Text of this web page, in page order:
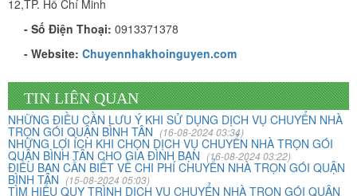
12,TP. Hồ Chí Minh
- Số Điện Thoại: 0913371378
- Website: Chuyennhakhoinguyen.com
TIN LIÊN QUAN
NHỮNG ĐIỀU CẦN LƯU Ý KHI SỬ DỤNG DỊCH VỤ CHUYỂN NHÀ
TRỌN GÓI QUẬN BÌNH TÂN (16-08-2024 03:34)
NHỮNG LỢI ÍCH KHI CHỌN DỊCH VỤ CHUYỂN NHÀ TRỌN GÓI
QUẬN BÌNH TÂN CHO GIA ĐÌNH BẠN (16-08-2024 03:22)
ĐIỀU BẠN CẦN BIẾT VỀ CHI PHÍ CHUYỂN NHÀ TRỌN GÓI QUẬN
BÌNH TÂN (15-08-2024 05:03)
TÌM HIỂU QUY TRÌNH DỊCH VỤ CHUYỂN NHÀ TRỌN GÓI QUẬN
Nguyên. Tôi thật sự hài lòng. Cảm ơn quý công ty.
Phạm Minh Tuấn
232/2 Cộng Hòa, P.13, Q. Tân Bình
Vợ chồng tôi vừa chuyển về nhà mới ở Chưng cư Thái An
về quận 2. Tôi được biết dịch vụ của Khôi Nguyên đã lâu
và đến nay đã sử dụng dịch vụ chuyển nhà này. Tôi xin
chúng công ty ngày càng phát triển và nâng cao chất